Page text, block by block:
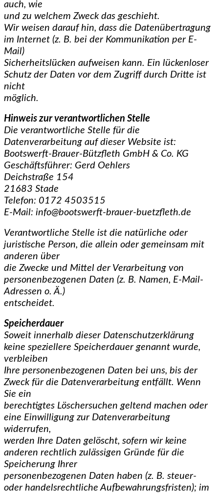
auch, wie
und zu welchem Zweck das geschieht.
Wir weisen darauf hin, dass die Datenübertragung
im Internet (z. B. bei der Kommunikation per E-
Mail)
Sicherheitslücken aufweisen kann. Ein lückenloser
Schutz der Daten vor dem Zugriff durch Dritte ist
nicht
möglich.
Hinweis zur verantwortlichen Stelle
Die verantwortliche Stelle für die
Datenverarbeitung auf dieser Website ist:
Bootswerft-Brauer-Bützfleth GmbH & Co. KG
Geschäftsführer: Gerd Oehlers
Deichstraße 154
21683 Stade
Telefon: 0172 4503515
E-Mail: info@bootswerft-brauer-buetzfleth.de
Verantwortliche Stelle ist die natürliche oder
juristische Person, die allein oder gemeinsam mit
anderen über
die Zwecke und Mittel der Verarbeitung von
personenbezogenen Daten (z. B. Namen, E-Mail-
Adressen o. Ä.)
entscheidet.
Speicherdauer
Soweit innerhalb dieser Datenschutzerklärung
keine speziellere Speicherdauer genannt wurde,
verbleiben
Ihre personenbezogenen Daten bei uns, bis der
Zweck für die Datenverarbeitung entfällt. Wenn
Sie ein
berechtigtes Löschersuchen geltend machen oder
eine Einwilligung zur Datenverarbeitung
widerrufen,
werden Ihre Daten gelöscht, sofern wir keine
anderen rechtlich zulässigen Gründe für die
Speicherung Ihrer
personenbezogenen Daten haben (z. B. steuer-
oder handelsrechtliche Aufbewahrungsfristen); im